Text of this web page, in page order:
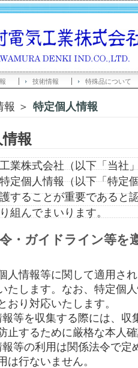
技術情報 特殊品について
報 ＞ 特定個人情報
報
業株式会社（以下「当社
定個人情報（以下「特定
することが重要であると
組んでまいります。
・ガイドライン等を
人情報等に関して適用さ
たします。なお、特定個
おり対応いたします。
等を収集する際には、収
止するために厳格な本人
等の利用は関係法令で定
は行ないません。